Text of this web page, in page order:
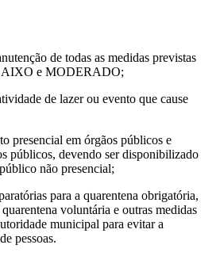
de todas as medidas previstas
e MODERADO;
de lazer ou evento que cause
presencial em órgãos públicos e
públicos, devendo ser disponibilizado
não presencial;
para a quarentena obrigatória,
voluntária e outras medidas
municipal para evitar a
pessoas.